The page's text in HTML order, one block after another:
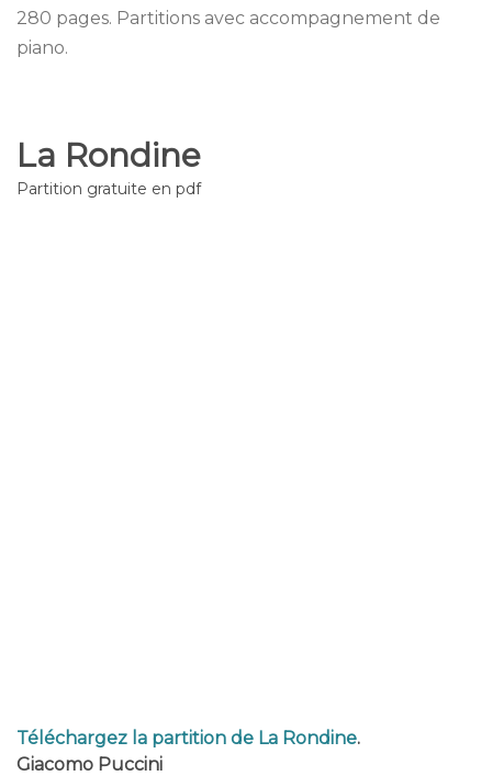
280 pages. Partitions avec accompagnement de
piano.
La Rondine
Partition gratuite en pdf
Téléchargez la partition de La Rondine.
Giacomo Puccini